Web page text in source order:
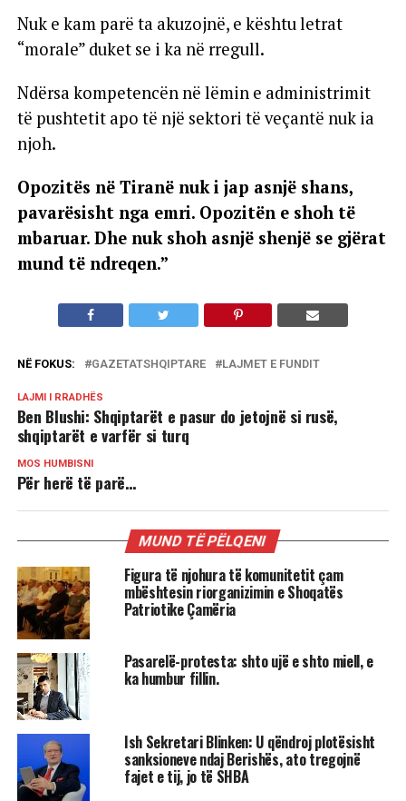
Nuk e kam parë ta akuzojnë, e kështu letrat
“morale” duket se i ka në rregull.
Ndërsa kompetencën në lëmin e administrimit
të pushtetit apo të një sektori të veçantë nuk ia
njoh.
Opozitës në Tiranë nuk i jap asnjë shans,
pavarësisht nga emri. Opozitën e shoh të
mbaruar. Dhe nuk shoh asnjë shenjë se gjërat
mund të ndreqen.”
NË FOKUS: GAZETATSHQIPTARE LAJMET E FUNDIT
LAJMI I RRADHËS
Ben Blushi: Shqiptarët e pasur do jetojnë si rusë,
shqiptarët e varfër si turq
MOS HUMBISNI
Për herë të parë…
MUND TË PËLQENI
Figura të njohura të komunitetit çam
mbështesin riorganizimin e Shoqatës
Patriotike Çamëria
Pasarelë-protesta: shto ujë e shto miell, e
ka humbur fillin.
Ish Sekretari Blinken: U qëndroj plotësisht
sanksioneve ndaj Berishës, ato tregojnë
fajet e tij, jo të SHBA